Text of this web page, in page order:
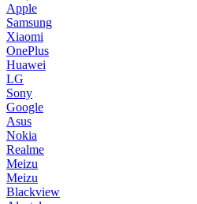
Apple
Samsung
Xiaomi
OnePlus
Huawei
LG
Sony
Google
Asus
Nokia
Realme
Meizu
Meizu
Blackview